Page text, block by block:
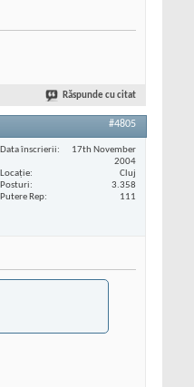
Răspunde cu citat
#4805
Data înscrierii
17th November
2004
Locaţie
Cluj
Posturi
3.358
Putere Rep
111